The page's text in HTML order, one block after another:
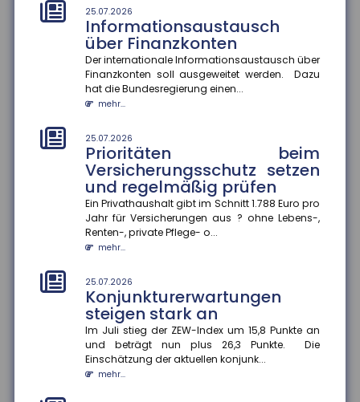
25.07.2026
Informationsaustausch
über Finanzkonten
Der internationale Informationsaustausch über
Finanzkonten soll ausgeweitet werden. Dazu
hat die Bundesregierung einen...
mehr...
25.07.2026
Prioritäten beim
Versicherungsschutz setzen
und regelmäßig prüfen
Ein Privathaushalt gibt im Schnitt 1.788 Euro pro
Jahr für Versicherungen aus ? ohne Lebens-,
Renten-, private Pflege- o...
mehr...
25.07.2026
Konjunkturerwartungen
steigen stark an
Im Juli stieg der ZEW-Index um 15,8 Punkte an
und beträgt nun plus 26,3 Punkte. Die
Einschätzung der aktuellen konjunk...
mehr...
mehr...
21.07.2026
Tankrabatt entlastet
einkommensschwache
Familien besonders stark
Die Inflation in Deutschland ist im Juni 2026 auf 2,3
Kraftstoffpreise....
mehr...
21.07.2026
Internationaler
Informationsaustausch soll
Steuerhinterziehung
bekämpfen
Informationsaustausch über digitale
Plattformeinkünfte auf Drittstaaten auswe...
mehr...
21.07.2026
Angehörigenpflege im Alter
kann Rentenansprüche